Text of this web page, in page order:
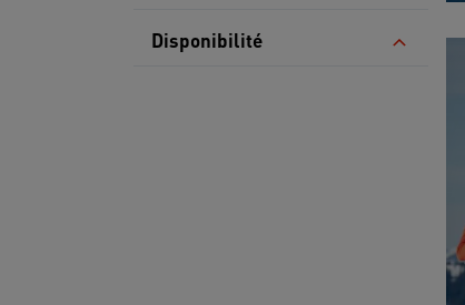
Disponibilité